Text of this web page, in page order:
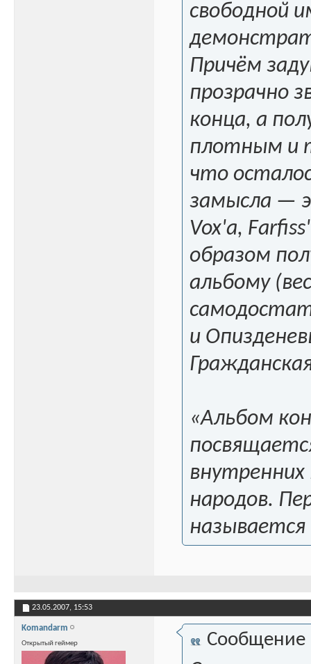
свободной
Причём
прозрачно
конца, а
плотным и
что
замысла —
Vox'a,
образом
альбому
и
«Альбом
внутренних
народов.
23.05.2007, 15:53
Komandarm
Открытый геймер Сообщение